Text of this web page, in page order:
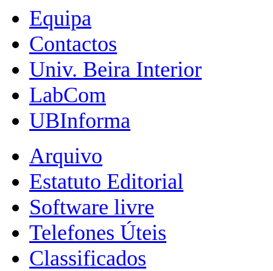
Equipa
Contactos
Univ. Beira Interior
LabCom
UBInforma
Arquivo
Estatuto Editorial
Software livre
Telefones Úteis
Classificados